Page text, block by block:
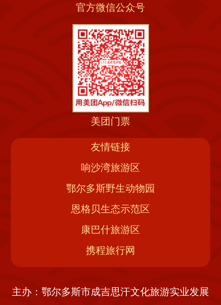
官方微信公众号
美团门票
友情链接
响沙湾旅游区
鄂尔多斯野生动物园
恩格贝生态示范区
康巴什旅游区
携程旅行网
主办：鄂尔多斯市成吉思汗文化旅游实业发展